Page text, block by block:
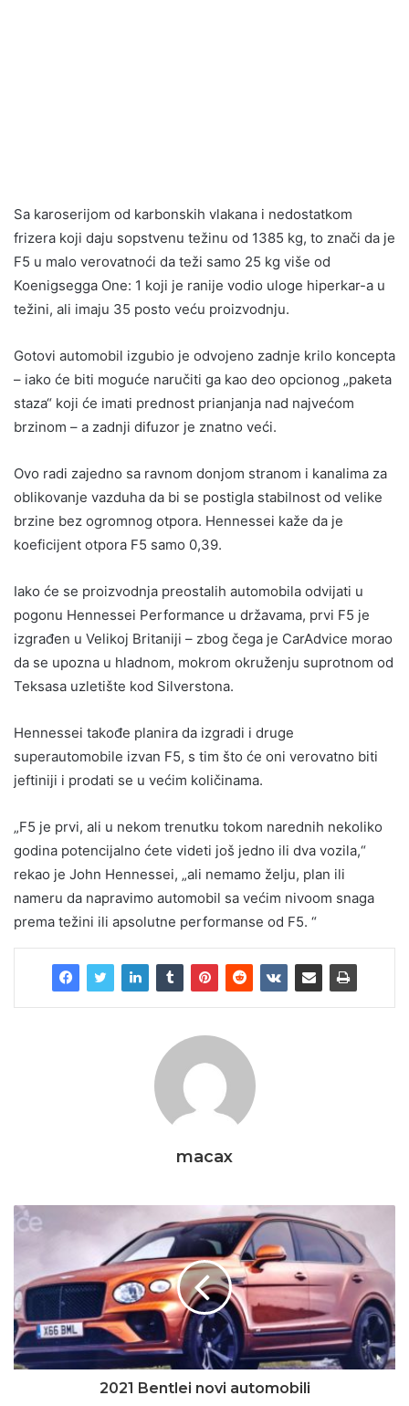
Sa karoserijom od karbonskih vlakana i nedostatkom
frizera koji daju sopstvenu težinu od 1385 kg, to znači da je
F5 u malo verovatnoći da teži samo 25 kg više od
Koenigsegga One: 1 koji je ranije vodio uloge hiperkar-a u
težini, ali imaju 35 posto veću proizvodnju.
Gotovi automobil izgubio je odvojeno zadnje krilo koncepta
– iako će biti moguće naručiti ga kao deo opcionog „paketa
staza“ koji će imati prednost prianjanja nad najvećom
brzinom – a zadnji difuzor je znatno veći.
Ovo radi zajedno sa ravnom donjom stranom i kanalima za
oblikovanje vazduha da bi se postigla stabilnost od velike
brzine bez ogromnog otpora. Hennessei kaže da je
koeficijent otpora F5 samo 0,39.
Iako će se proizvodnja preostalih automobila odvijati u
pogonu Hennessei Performance u državama, prvi F5 je
izgrađen u Velikoj Britaniji – zbog čega je CarAdvice morao
da se upozna u hladnom, mokrom okruženju suprotnom od
Teksasa uzletište kod Silverstona.
Hennessei takođe planira da izgradi i druge
superautomobile izvan F5, s tim što će oni verovatno biti
jeftiniji i prodati se u većim količinama.
„F5 je prvi, ali u nekom trenutku tokom narednih nekoliko
godina potencijalno ćete videti još jedno ili dva vozila,“
rekao je John Hennessei, „ali nemamo želju, plan ili
nameru da napravimo automobil sa većim nivoom snaga
prema težini ili apsolutne performanse od F5. “
macax
2021 Bentlei novi automobili